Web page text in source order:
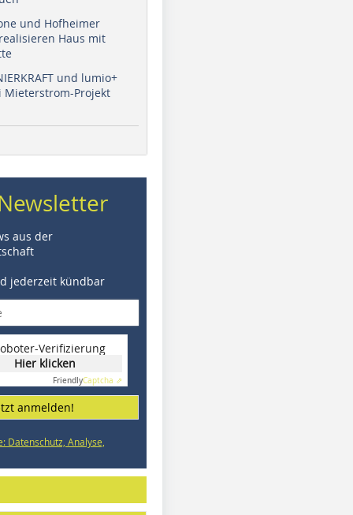
und Hofheimer
Haus mit
und lumio+
Mieterstrom-Projekt
aus der
jederzeit kündbar
Verifizierung
Hier klicken
FriendlyCaptcha ⇗
anmelden!
Datenschutz, Analyse,